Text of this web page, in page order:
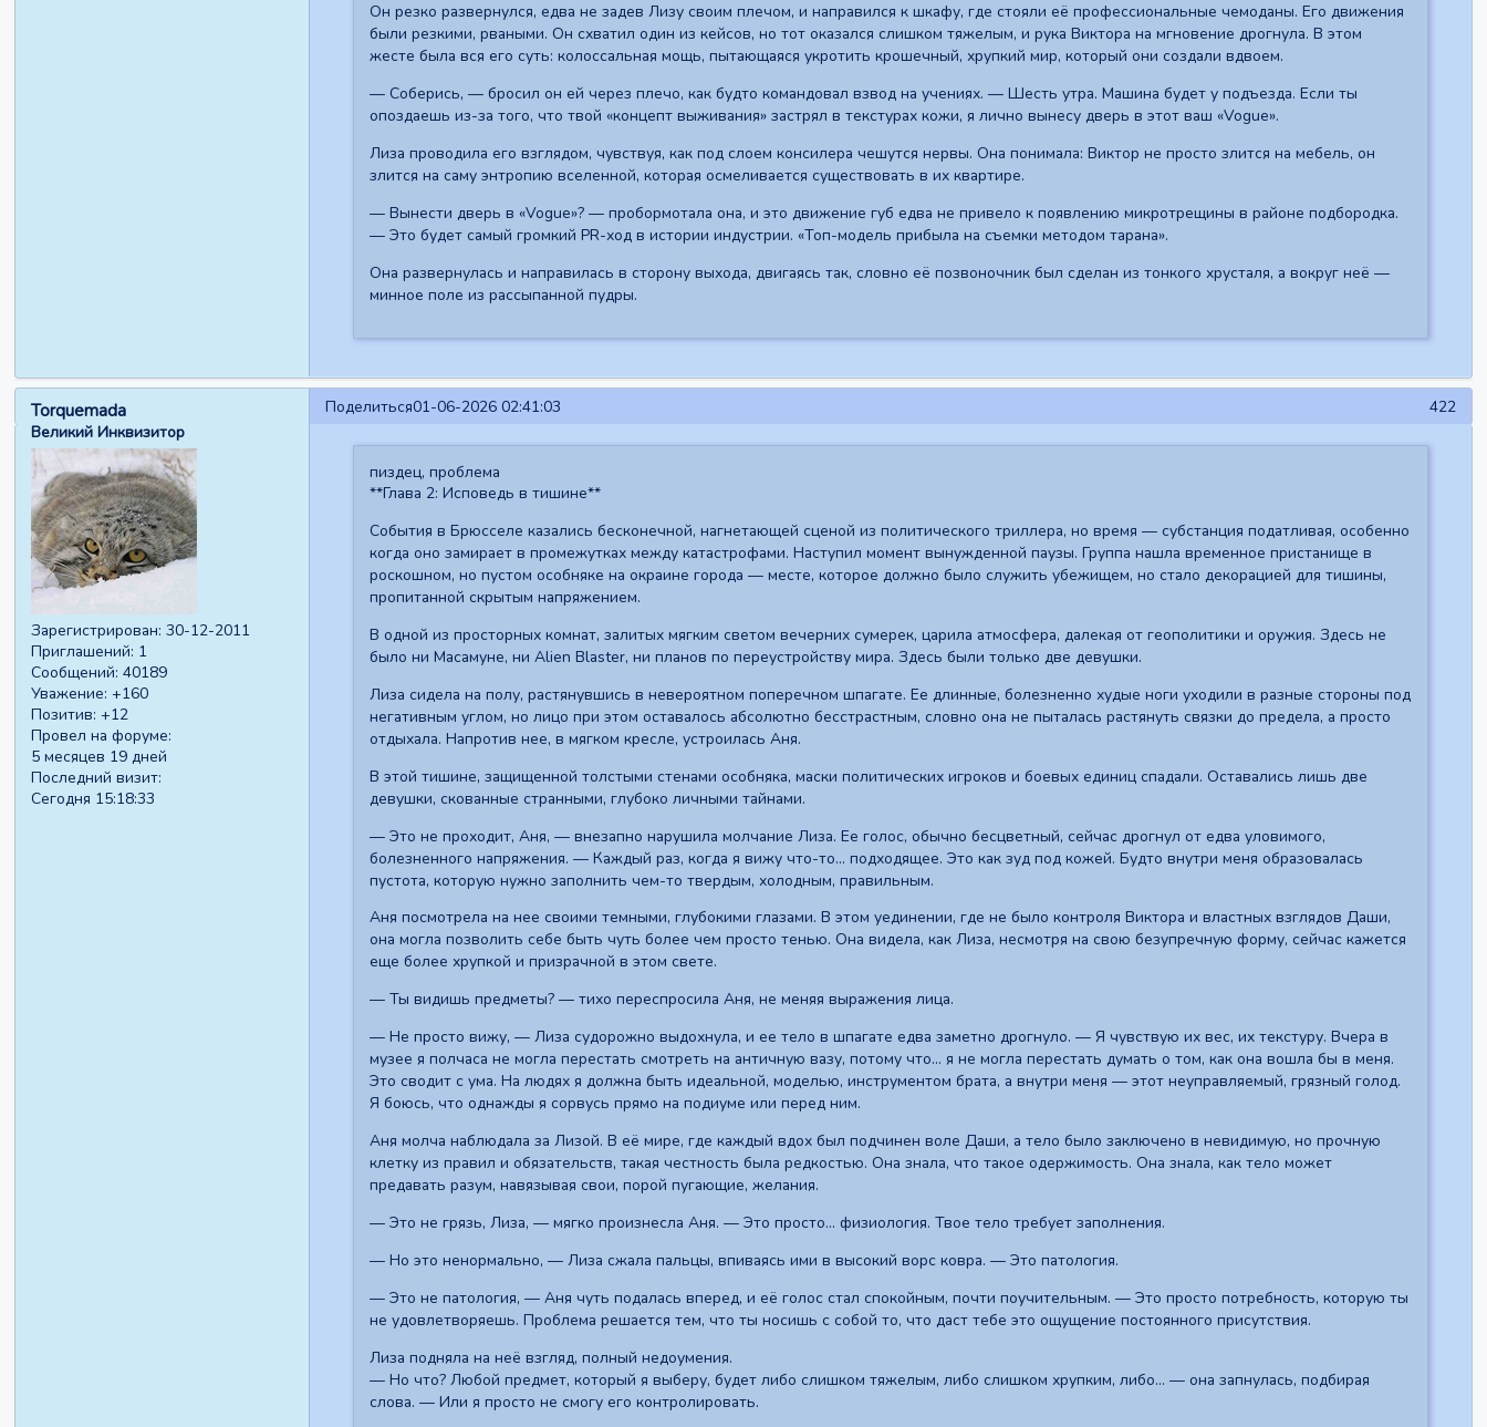
Он резко развернулся, едва не задев Лизу своим плечом, и направился к шкафу, где стояли её профессиональные чемоданы. Его движения
были резкими, рваными. Он схватил один из кейсов, но тот оказался слишком тяжелым, и рука Виктора на мгновение дрогнула. В этом
жесте была вся его суть: колоссальная мощь, пытающаяся укротить крошечный, хрупкий мир, который они создали вдвоем.
— Соберись, — бросил он ей через плечо, как будто командовал взвод на учениях. — Шесть утра. Машина будет у подъезда. Если ты
опоздаешь из-за того, что твой «концепт выживания» застрял в текстурах кожи, я лично вынесу дверь в этот ваш «Vogue».
Лиза проводила его взглядом, чувствуя, как под слоем консилера чешутся нервы. Она понимала: Виктор не просто злится на мебель, он
злится на саму энтропию вселенной, которая осмеливается существовать в их квартире.
— Вынести дверь в «Vogue»? — пробормотала она, и это движение губ едва не привело к появлению микротрещины в районе подбородка.
— Это будет самый громкий PR-ход в истории индустрии. «Топ-модель прибыла на съемки методом тарана».
Она развернулась и направилась в сторону выхода, двигаясь так, словно её позвоночник был сделан из тонкого хрусталя, а вокруг неё —
минное поле из рассыпанной пудры.
Поделиться 422
01-06-2026 02:41:03
Torquemada
Великий Инквизитор
Зарегистрирован: 30-12-2011
Приглашений: 1
Сообщений: 40189
Уважение: +160
Позитив: +12
Провел на форуме:
5 месяцев 19 дней
Последний визит:
Сегодня 15:18:33
пиздец, проблема
**Глава 2: Исповедь в тишине**
События в Брюсселе казались бесконечной, нагнетающей сценой из политического триллера, но время — субстанция податливая, особенно
когда оно замирает в промежутках между катастрофами. Наступил момент вынужденной паузы. Группа нашла временное пристанище в
роскошном, но пустом особняке на окраине города — месте, которое должно было служить убежищем, но стало декорацией для тишины,
пропитанной скрытым напряжением.
В одной из просторных комнат, залитых мягким светом вечерних сумерек, царила атмосфера, далекая от геополитики и оружия. Здесь не
было ни Масамуне, ни Alien Blaster, ни планов по переустройству мира. Здесь были только две девушки.
Лиза сидела на полу, растянувшись в невероятном поперечном шпагате. Ее длинные, болезненно худые ноги уходили в разные стороны под
негативным углом, но лицо при этом оставалось абсолютно бесстрастным, словно она не пыталась растянуть связки до предела, а просто
отдыхала. Напротив нее, в мягком кресле, устроилась Аня.
В этой тишине, защищенной толстыми стенами особняка, маски политических игроков и боевых единиц спадали. Оставались лишь две
девушки, скованные странными, глубоко личными тайнами.
— Это не проходит, Аня, — внезапно нарушила молчание Лиза. Ее голос, обычно бесцветный, сейчас дрогнул от едва уловимого,
болезненного напряжения. — Каждый раз, когда я вижу что-то... подходящее. Это как зуд под кожей. Будто внутри меня образовалась
пустота, которую нужно заполнить чем-то твердым, холодным, правильным.
Аня посмотрела на нее своими темными, глубокими глазами. В этом уединении, где не было контроля Виктора и властных взглядов Даши,
она могла позволить себе быть чуть более чем просто тенью. Она видела, как Лиза, несмотря на свою безупречную форму, сейчас кажется
еще более хрупкой и призрачной в этом свете.
— Ты видишь предметы? — тихо переспросила Аня, не меняя выражения лица.
— Не просто вижу, — Лиза судорожно выдохнула, и ее тело в шпагате едва заметно дрогнуло. — Я чувствую их вес, их текстуру. Вчера в
музее я полчаса не могла перестать смотреть на античную вазу, потому что... я не могла перестать думать о том, как она вошла бы в меня.
Это сводит с ума. На людях я должна быть идеальной, моделью, инструментом брата, а внутри меня — этот неуправляемый, грязный голод.
Я боюсь, что однажды я сорвусь прямо на подиуме или перед ним.
Аня молча наблюдала за Лизой. В её мире, где каждый вдох был подчинен воле Даши, а тело было заключено в невидимую, но прочную
клетку из правил и обязательств, такая честность была редкостью. Она знала, что такое одержимость. Она знала, как тело может
предавать разум, навязывая свои, порой пугающие, желания.
— Это не грязь, Лиза, — мягко произнесла Аня. — Это просто... физиология. Твое тело требует заполнения.
— Но это ненормально, — Лиза сжала пальцы, впиваясь ими в высокий ворс ковра. — Это патология.
— Это не патология, — Аня чуть подалась вперед, и её голос стал спокойным, почти поучительным. — Это просто потребность, которую ты
не удовлетворяешь. Проблема решается тем, что ты носишь с собой то, что даст тебе это ощущение постоянного присутствия.
Лиза подняла на неё взгляд, полный недоумения.
— Но что? Любой предмет, который я выберу, будет либо слишком тяжелым, либо слишком хрупким, либо... — она запнулась, подбирая
слова. — Или я просто не смогу его контролировать.